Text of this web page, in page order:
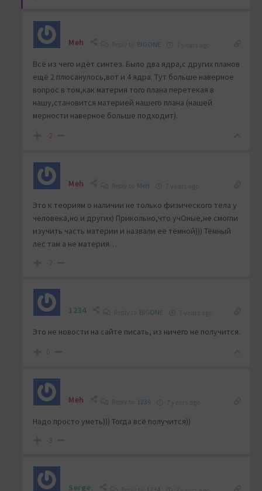
Meh BIGONE
Всё из чего идёт синтез. Было два ядра,с других планов
ещё 2 плюсанулось,вот и 4 ядра. Тут больше наверное
вопрос в том,как материя того плана перетекая в
нашу,становится материей нашего плана (нашей
мерности наверное больше подходит).
-2
Meh Meh
Это к теориям о наличии не только физического тела у
человека,но и других) Прикольно,что учОные,не смогли
изучить часть материи и назвали её тёмной))) Тёмный
лес там а не материя…
-2
1234 BIGONE
Это не новости на сайте писать, из ничего не получится.
Meh 1234
Надо просто уметь))) Тогда всё получится))
-3
Serge.